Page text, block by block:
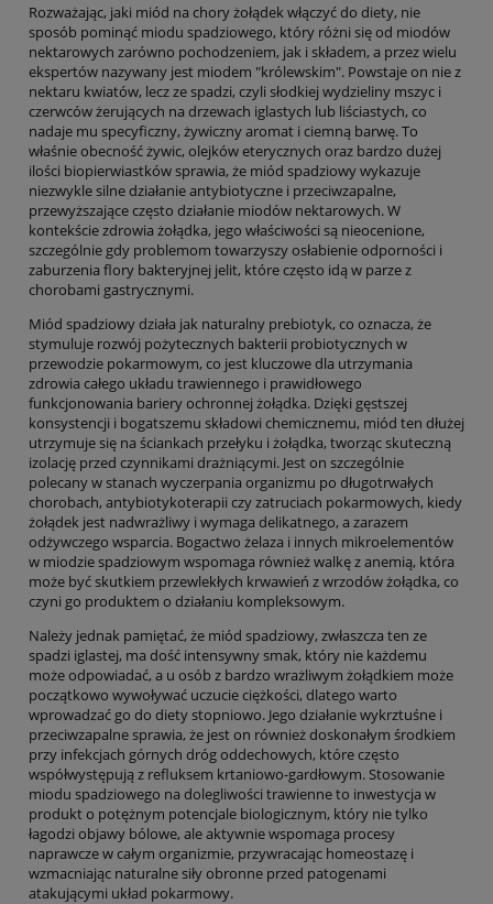
Rozważając, jaki miód na chory żołądek włączyć do diety, nie
sposób pominąć miodu spadziowego, który różni się od miodów
nektarowych zarówno pochodzeniem, jak i składem, a przez wielu
ekspertów nazywany jest miodem "królewskim". Powstaje on nie z
nektaru kwiatów, lecz ze spadzi, czyli słodkiej wydzieliny mszyc i
czerwców żerujących na drzewach iglastych lub liściastych, co
nadaje mu specyficzny, żywiczny aromat i ciemną barwę. To
właśnie obecność żywic, olejków eterycznych oraz bardzo dużej
ilości biopierwiastków sprawia, że miód spadziowy wykazuje
niezwykle silne działanie antybiotyczne i przeciwzapalne,
przewyższające często działanie miodów nektarowych. W
kontekście zdrowia żołądka, jego właściwości są nieocenione,
szczególnie gdy problemom towarzyszy osłabienie odporności i
zaburzenia flory bakteryjnej jelit, które często idą w parze z
chorobami gastrycznymi.
Miód spadziowy działa jak naturalny prebiotyk, co oznacza, że
stymuluje rozwój pożytecznych bakterii probiotycznych w
przewodzie pokarmowym, co jest kluczowe dla utrzymania
zdrowia całego układu trawiennego i prawidłowego
funkcjonowania bariery ochronnej żołądka. Dzięki gęstszej
konsystencji i bogatszemu składowi chemicznemu, miód ten dłużej
utrzymuje się na ściankach przełyku i żołądka, tworząc skuteczną
izolację przed czynnikami drażniącymi. Jest on szczególnie
polecany w stanach wyczerpania organizmu po długotrwałych
chorobach, antybiotykoterapii czy zatruciach pokarmowych, kiedy
żołądek jest nadwrażliwy i wymaga delikatnego, a zarazem
odżywczego wsparcia. Bogactwo żelaza i innych mikroelementów
w miodzie spadziowym wspomaga również walkę z anemią, która
może być skutkiem przewlekłych krwawień z wrzodów żołądka, co
czyni go produktem o działaniu kompleksowym.
Należy jednak pamiętać, że miód spadziowy, zwłaszcza ten ze
spadzi iglastej, ma dość intensywny smak, który nie każdemu
może odpowiadać, a u osób z bardzo wrażliwym żołądkiem może
początkowo wywoływać uczucie ciężkości, dlatego warto
wprowadzać go do diety stopniowo. Jego działanie wykrztuśne i
przeciwzapalne sprawia, że jest on również doskonałym środkiem
przy infekcjach górnych dróg oddechowych, które często
współwystępują z refluksem krtaniowo-gardłowym. Stosowanie
miodu spadziowego na dolegliwości trawienne to inwestycja w
produkt o potężnym potencjale biologicznym, który nie tylko
łagodzi objawy bólowe, ale aktywnie wspomaga procesy
naprawcze w całym organizmie, przywracając homeostazę i
wzmacniając naturalne siły obronne przed patogenami
atakującymi układ pokarmowy.